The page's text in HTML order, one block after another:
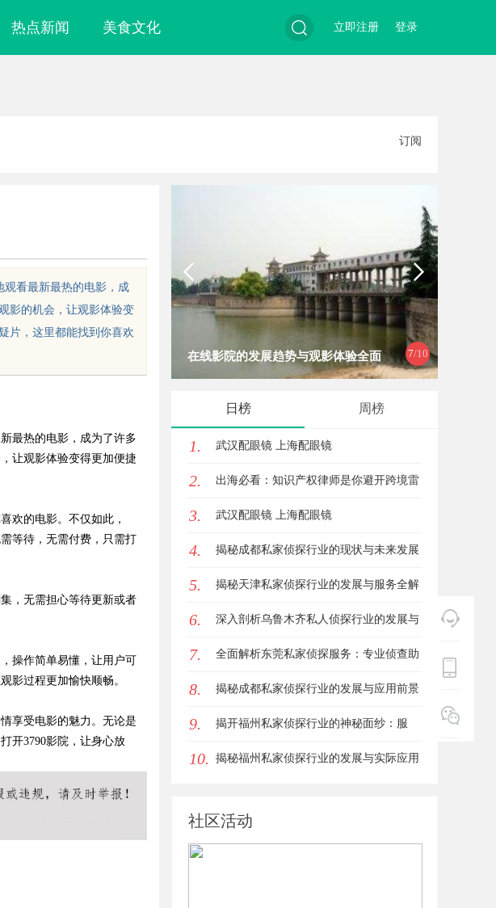
热点新闻 美食文化 登录
立即注册
订阅
观看最新最热的电影，成
影的机会，让观影体验变
片，这里都能找到你喜欢
最热的电影，成为了许多
让观影体验变得更加便捷
欢的电影。不仅如此，
等待，无需付费，只需打
，无需担心等待更新或者
操作简单易懂，让用户可
影过程更加愉快顺畅。
享受电影的魅力。无论是
开3790影院，让身心放
7/10
在线影院的发展趋势与观影体验全面
日榜 周榜
1. 武汉配眼镜 上海配眼镜
2. 出海必看：知识产权律师是你避开跨境雷
区的安全垫
3. 武汉配眼镜 上海配眼镜
4. 揭秘成都私家侦探行业的现状与未来发展
趋势
5. 揭秘天津私家侦探行业的发展与服务全解
析
6. 深入剖析乌鲁木齐私人侦探行业的发展与
应用现状
7. 全面解析东莞私家侦探服务：专业侦查助
您解决各种疑难问题
8. 揭秘成都私家侦探行业的发展与应用前景
分析
9. 揭开福州私家侦探行业的神秘面纱：服
务、优势与法律解析
10. 揭秘福州私家侦探行业的发展与实际应用
社区活动